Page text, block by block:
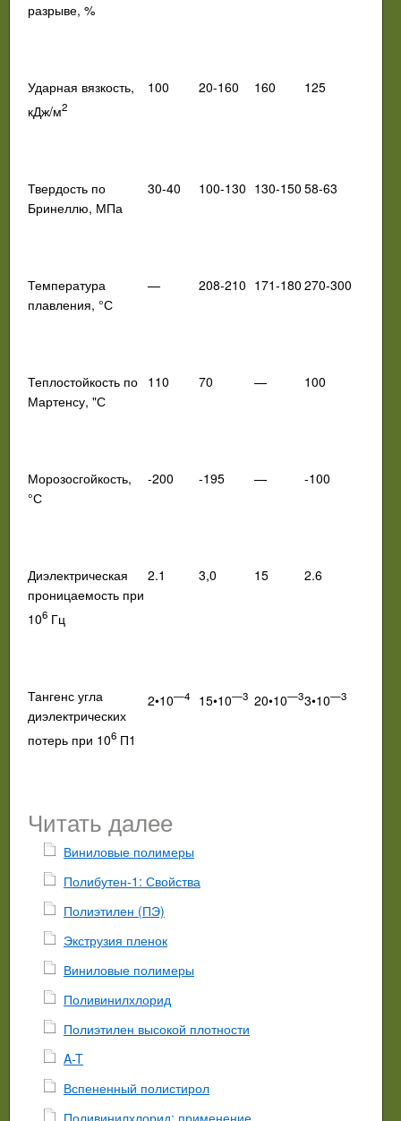
разрыве, %
Ударная вязкость,
кДж/м2
100 20-160 160 125
Твердость по
Бринеллю, МПа
30-40 100-130 130-150 58-63
Температура
плавления, °С
— 208-210 171-180 270-300
Теплостойкость по
Мартенсу, "С
110 70 — 100
Морозосгойкость,
°С
-200 -195 — -100
Диэлектрическая
проницаемость при
106 Гц
2.1 3,0 15 2.6
Тангенс угла
диэлектрических
потерь при 106 П1
2•10—4 15•10—3 20•10—33•10—3
Читать далее
Виниловые полимеры
Полибутен-1: Свойства
Полиэтилен (ПЭ)
Экструзия пленок
Виниловые полимеры
Поливинилхлорид
Полиэтилен высокой плотности
A-T
Вспененный полистирол
Поливинилхлорид: применение